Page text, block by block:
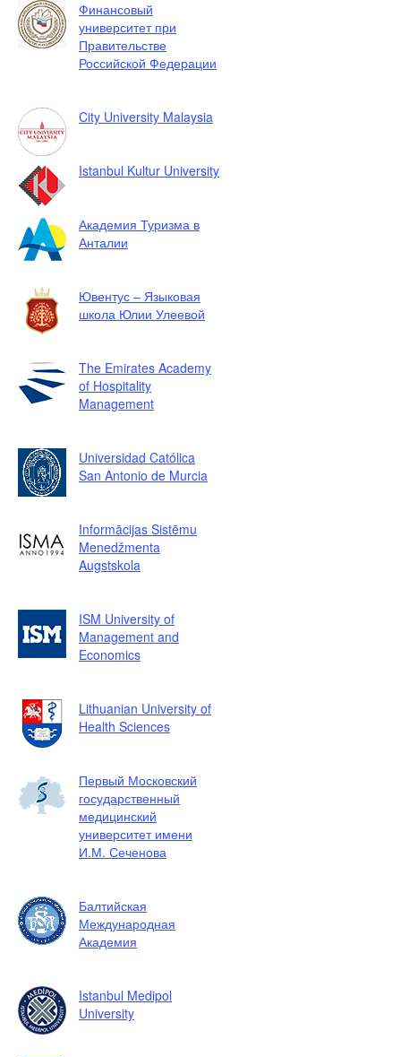
Финансовый
университет при
Правительстве
Российской Федерации
City University Malaysia
Istanbul Kultur University
Академия Туризма в
Анталии
Ювентус – Языковая
школа Юлии Улеевой
The Emirates Academy
of Hospitality
Management
Universidad Católica
San Antonio de Murcia
Informācijas Sistēmu
Menedžmenta
Augstskola
ISM University of
Management and
Economics
Lithuanian University of
Health Sciences
Первый Московский
государственный
медицинский
университет имени
И.М. Сеченова
Балтийская
Международная
Академия
Istanbul Medipol
University